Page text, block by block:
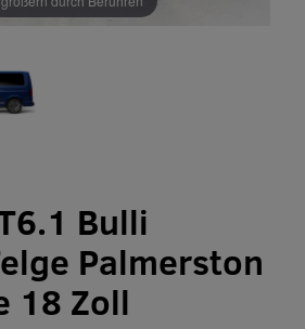
Bulli
Palmerston
18 Zoll